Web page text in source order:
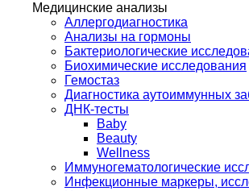
Медицинские анализы
Аллергодиагностика
Анализы на гормоны
Бактериологические
Биохимические исследования
Гемостаз
Диагностика аутоиммунных
ДНК-тесты
Baby
Beauty
Wellness
Иммуногематологические
Инфекционные маркеры,